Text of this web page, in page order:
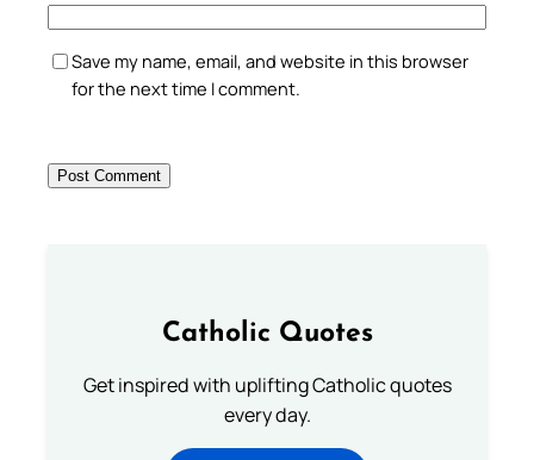
Save my name, email, and website in this browser
for the next time I comment.
Catholic Quotes
Get inspired with uplifting Catholic quotes
every day.